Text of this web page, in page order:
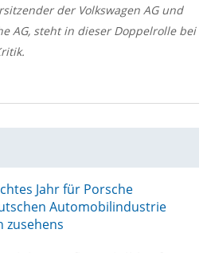
der Volkswagen AG und
AG, steht in dieser Doppelrolle bei
Jahr für Porsche
Automobilindustrie
zusehens